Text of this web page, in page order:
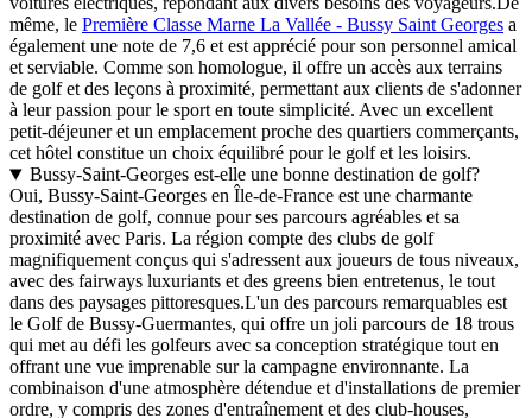
même, le Première Classe Marne La Vallée - Bussy Saint Georges a
également une note de 7,6 et est apprécié pour son personnel amical
et serviable. Comme son homologue, il offre un accès aux terrains
de golf et des leçons à proximité, permettant aux clients de s'adonner
à leur passion pour le sport en toute simplicité. Avec un excellent
petit-déjeuner et un emplacement proche des quartiers commerçants,
cet hôtel constitue un choix équilibré pour le golf et les loisirs.
Bussy-Saint-Georges est-elle une bonne destination de golf?
Oui, Bussy-Saint-Georges en Île-de-France est une charmante
destination de golf, connue pour ses parcours agréables et sa
proximité avec Paris. La région compte des clubs de golf
magnifiquement conçus qui s'adressent aux joueurs de tous niveaux,
avec des fairways luxuriants et des greens bien entretenus, le tout
dans des paysages pittoresques.L'un des parcours remarquables est
le Golf de Bussy-Guermantes, qui offre un joli parcours de 18 trous
qui met au défi les golfeurs avec sa conception stratégique tout en
offrant une vue imprenable sur la campagne environnante. La
combinaison d'une atmosphère détendue et d'installations de premier
ordre, y compris des zones d'entraînement et des club-houses,